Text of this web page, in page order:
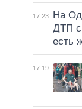
17:23
На
ДТП с
есть
17:19